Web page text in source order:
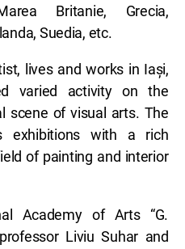
Britanie, Grecia,
Suedia, etc.
lives and works in Iași,
varied activity on the
scene of visual arts. The
exhibitions with a rich
of painting and interior
Academy of Arts “G.
Liviu Suhar and